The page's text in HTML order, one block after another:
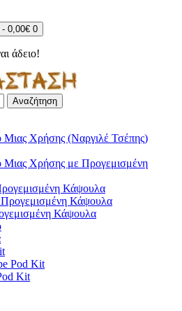
- 0,00€ 0
άδειο!
Αναζήτηση
Μιας Χρήσης (Ναργιλέ Τσέπης)
Μιας Χρήσης με Προγεμισμένη
Κάψουλα
Κάψουλα
Κάψουλα
Pod Kit
Kit